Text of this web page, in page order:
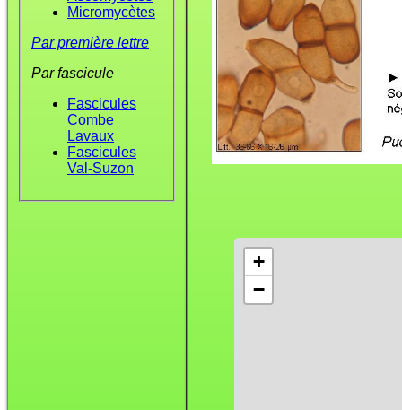
Micromycètes
Par première lettre
Par fascicule
Fascicules
Combe
Lavaux
Fascicules
Val-Suzon
+
−